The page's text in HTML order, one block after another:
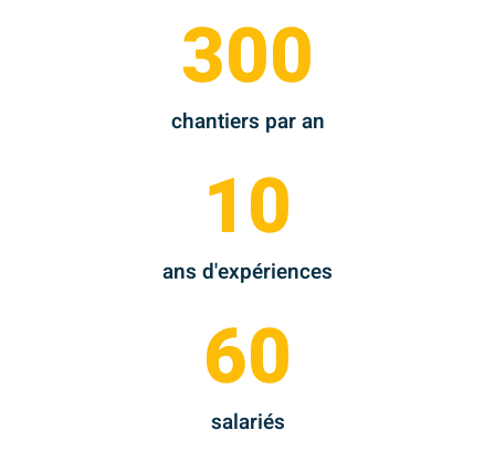
chantiers par an
300
ans d'expériences
10
salariés
60